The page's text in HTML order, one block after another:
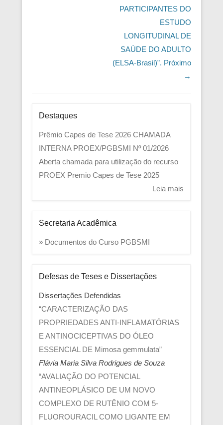
PARTICIPANTES DO
ESTUDO
LONGITUDINAL DE
SAÚDE DO ADULTO
(ELSA-Brasil)”. Próximo
→
Destaques
Prêmio Capes de Tese 2026 CHAMADA
INTERNA PROEX/PGBSMI Nº 01/2026
Aberta chamada para utilização do recurso
PROEX Premio Capes de Tese 2025
Leia mais
Secretaria Acadêmica
» Documentos do Curso PGBSMI
Defesas de Teses e Dissertações
Dissertações Defendidas
“CARACTERIZAÇÃO DAS
PROPRIEDADES ANTI-INFLAMATÓRIAS
E ANTINOCICEPTIVAS DO ÓLEO
ESSENCIAL DE Mimosa gemmulata”
Flávia Maria Silva Rodrigues de Souza
“AVALIAÇÃO DO POTENCIAL
ANTINEOPLÁSICO DE UM NOVO
COMPLEXO DE RUTÊNIO COM 5-
FLUOROURACIL COMO LIGANTE EM